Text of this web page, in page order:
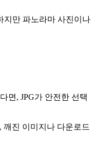
지만 파노라마 사진이나
면, JPG가 안전한 선택
깨진 이미지나 다운로드